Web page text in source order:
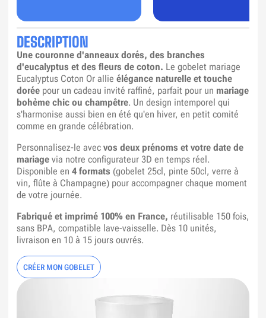
DESCRIPTION
Une couronne d'anneaux dorés, des branches
d'eucalyptus et des fleurs de coton. Le gobelet mariage
Eucalyptus Coton Or allie élégance naturelle et touche
dorée pour un cadeau invité raffiné, parfait pour un mariage
bohème chic ou champêtre. Un design intemporel qui
s'harmonise aussi bien en été qu'en hiver, en petit comité
comme en grande célébration.
Personnalisez-le avec vos deux prénoms et votre date de
mariage via notre configurateur 3D en temps réel.
Disponible en 4 formats (gobelet 25cl, pinte 50cl, verre à
vin, flûte à Champagne) pour accompagner chaque moment
de votre journée.
Fabriqué et imprimé 100% en France, réutilisable 150 fois,
sans BPA, compatible lave-vaisselle. Dès 10 unités,
livraison en 10 à 15 jours ouvrés.
CRÉER MON GOBELET